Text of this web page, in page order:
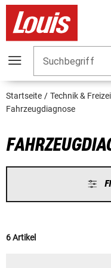
Suchbegriff
Startseite Technik &
Fahrzeugdiagnose
6 Artikel